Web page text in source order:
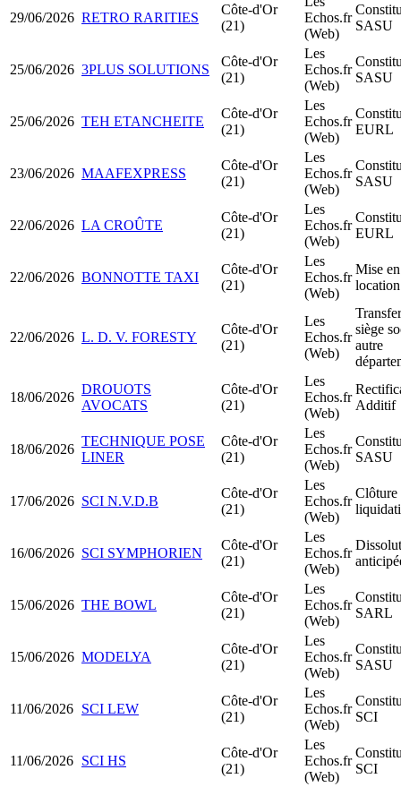
29/06/2026 RETRO RARITIES
Côte-d'Or
(21)
Echos.fr
(Web)
SASU
25/06/2026 3PLUS SOLUTIONS
Côte-d'Or
(21)
Les
Echos.fr
(Web)
SASU
25/06/2026 TEH ETANCHEITE
Côte-d'Or
(21)
Les
Echos.fr
(Web)
EURL
23/06/2026 MAAFEXPRESS
Côte-d'Or
(21)
Les
Echos.fr
(Web)
SASU
22/06/2026 LA CROÛTE
Côte-d'Or
(21)
Les
Echos.fr
(Web)
EURL
22/06/2026 BONNOTTE TAXI
Côte-d'Or
(21)
Les
Echos.fr
(Web)
Mise en
22/06/2026 L. D. V. FORESTY
Côte-d'Or
(21)
Les
Echos.fr
(Web)
siège
autre
18/06/2026
DROUOTS
AVOCATS
Côte-d'Or
(21)
Les
Echos.fr
(Web)
Additif
18/06/2026
TECHNIQUE POSE
LINER
Côte-d'Or
(21)
Les
Echos.fr
(Web)
SASU
17/06/2026 SCI N.V.D.B
Côte-d'Or
(21)
Les
Echos.fr
(Web)
Clôture
16/06/2026 SCI SYMPHORIEN
Côte-d'Or
(21)
Les
Echos.fr
(Web)
15/06/2026 THE BOWL
Côte-d'Or
(21)
Les
Echos.fr
(Web)
SARL
15/06/2026 MODELYA
Côte-d'Or
(21)
Les
Echos.fr
(Web)
SASU
11/06/2026 SCI LEW
Côte-d'Or
(21)
Les
Echos.fr
(Web)
SCI
11/06/2026 SCI HS
Côte-d'Or
(21)
Les
Echos.fr
(Web)
SCI